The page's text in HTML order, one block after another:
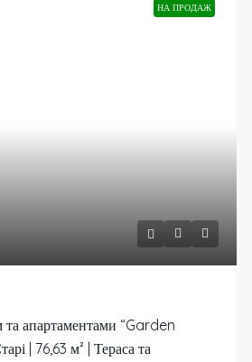
НА ПРОДАЖ
та апартаментами “Garden
| 76,63 м² | Тераса та